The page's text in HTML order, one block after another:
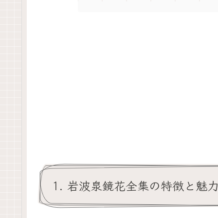
1. 岩波泉鏡花全集の特徴と魅